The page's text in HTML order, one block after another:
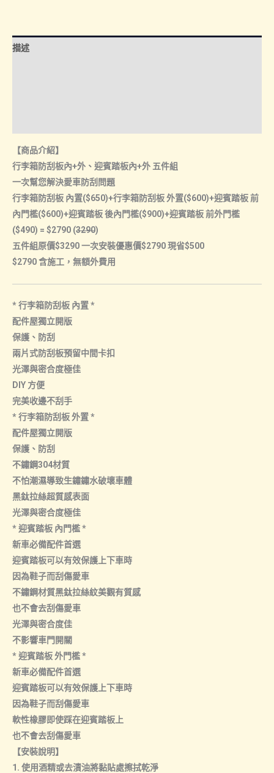
防
賓
踏
板
內
+外
五
件
組】
數
描述
【商品介紹】
行李箱防刮板內+外、迎賓踏板內+外 五件組
一次幫您解決愛車防刮問題
行李箱防刮板 內置($650)+行李箱防刮板 外置($600)+迎賓踏板 前
內門檻($600)+迎賓踏板 後內門檻($900)+迎賓踏板 前外門檻
($490) = $2790 (3290)
五件組原價$3290 一次安裝優惠價$2790 現省$500
$2790 含施工，無額外費用
* 行李箱防刮板 內置 *
配件屋獨立開版
保護、防刮
兩片式防刮板預留中間卡扣
光澤與密合度極佳
DIY 方便
完美收邊不刮手
* 行李箱防刮板 外置 *
配件屋獨立開版
保護、防刮
不鏽鋼304材質
不怕潮濕導致生鏽鏽水破壞車體
黑鈦拉絲超質感表面
光澤與密合度極佳
* 迎賓踏板 內門檻 *
新車必備配件首選
迎賓踏板可以有效保護上下車時
因為鞋子而刮傷愛車
不鏽鋼材質黑鈦拉絲紋美觀有質感
也不會去刮傷愛車
光澤與密合度佳
不影響車門開關
* 迎賓踏板 外門檻 *
新車必備配件首選
迎賓踏板可以有效保護上下車時
因為鞋子而刮傷愛車
軟性橡膠即使踩在迎賓踏板上
也不會去刮傷愛車
【安裝說明】
1. 使用酒精或去漬油將黏貼處擦拭乾淨